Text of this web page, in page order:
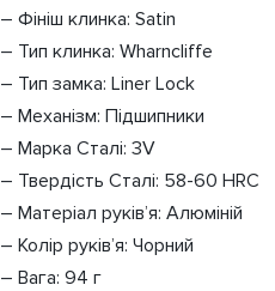
– Фініш клинка: Satin
– Тип клинка: Wharncliffe
– Тип замка: Liner Lock
– Механізм: Підшипники
– Марка Сталі: 3V
– Твердість Сталі: 58-60 HRC
– Матеріал руків’я: Алюміній
– Колір руків’я: Чорний
– Вага: 94 г